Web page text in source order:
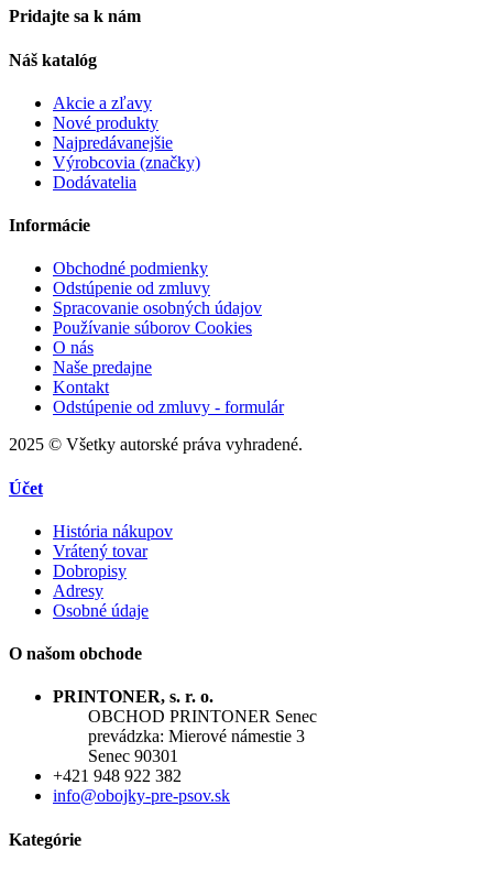
Pridajte sa k nám
Náš katalóg
Akcie a zľavy
Nové produkty
Najpredávanejšie
Výrobcovia (značky)
Dodávatelia
Informácie
Obchodné podmienky
Odstúpenie od zmluvy
Spracovanie osobných údajov
Používanie súborov Cookies
O nás
Naše predajne
Kontakt
Odstúpenie od zmluvy - formulár
2025 © Všetky autorské práva vyhradené.
Účet
História nákupov
Vrátený tovar
Dobropisy
Adresy
Osobné údaje
O našom obchode
PRINTONER, s. r. o.
OBCHOD PRINTONER Senec
prevádzka: Mierové námestie 3
Senec 90301
+421 948 922 382
info@obojky-pre-psov.sk
Kategórie